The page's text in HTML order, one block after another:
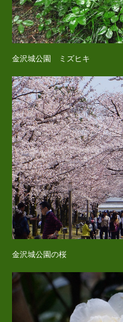
金沢城公園 ミズヒキ
金沢城公園の桜